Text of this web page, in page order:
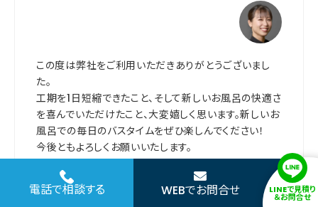
この度は弊社をご利用いただきありがとうございまし
た。
工期を1日短縮できたこと、そして新しいお風呂の快適さ
を喜んでいただけたこと、大変嬉しく思います。新しいお
風呂での毎日のバスタイムをぜひ楽しんでください！
今後ともよろしくお願いいたします。
施工担当店舗を見る
電話で相談する WEBでお問合せ LINEで見積り
＆お問合せ